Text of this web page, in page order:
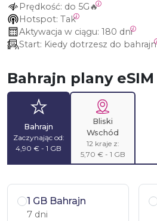
Prędkość: do 5G🔥
Hotspot: Tak
Aktywacja w ciągu: 180 dni
Start: Kiedy dotrzesz do bahrajn
Bahrajn plany eSIM
Bahrajn
Zaczynając od:
4,90 € - 1 GB
Bliski
Wschód
12 kraje z:
5,70 € - 1 GB
1 GB Bahrajn
7 dni